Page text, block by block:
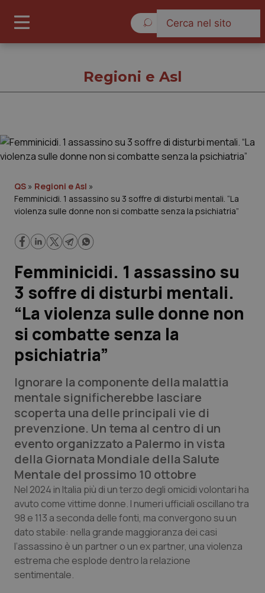
Governo e Parlamento
Regioni e Asl
Lavoro e Professioni
Scienza e Farmaci
Studi e Analisi
Lettere al direttore
Edizioni Regionali
QS Pro
Professionisti Sanitari.AI
Abruzzo
Basilicata
Calabria
Campania
QS Pro Gold
Artrite & artrosi
Asma & BPCO
Car-T
QS Club Newsletter
Regioni e Asl
QS » Regioni e Asl »
Femminicidi. 1 assassino su 3 soffre di disturbi mentali. “La
violenza sulle donne non si combatte senza la psichiatria”
Femminicidi. 1 assassino su
3 soffre di disturbi mentali.
“La violenza sulle donne non
si combatte senza la
psichiatria”
Ignorare la componente della malattia
mentale significherebbe lasciare
scoperta una delle principali vie di
prevenzione. Un tema al centro di un
evento organizzato a Palermo in vista
della Giornata Mondiale della Salute
Mentale del prossimo 10 ottobre
Nel 2024 in Italia più di un terzo degli omicidi volontari ha
avuto come vittime donne. I numeri ufficiali oscillano tra
98 e 113 a seconda delle fonti, ma convergono su un
dato stabile: nella grande maggioranza dei casi
l’assassino è un partner o un ex partner, una violenza
estrema che esplode dentro la relazione
sentimentale.